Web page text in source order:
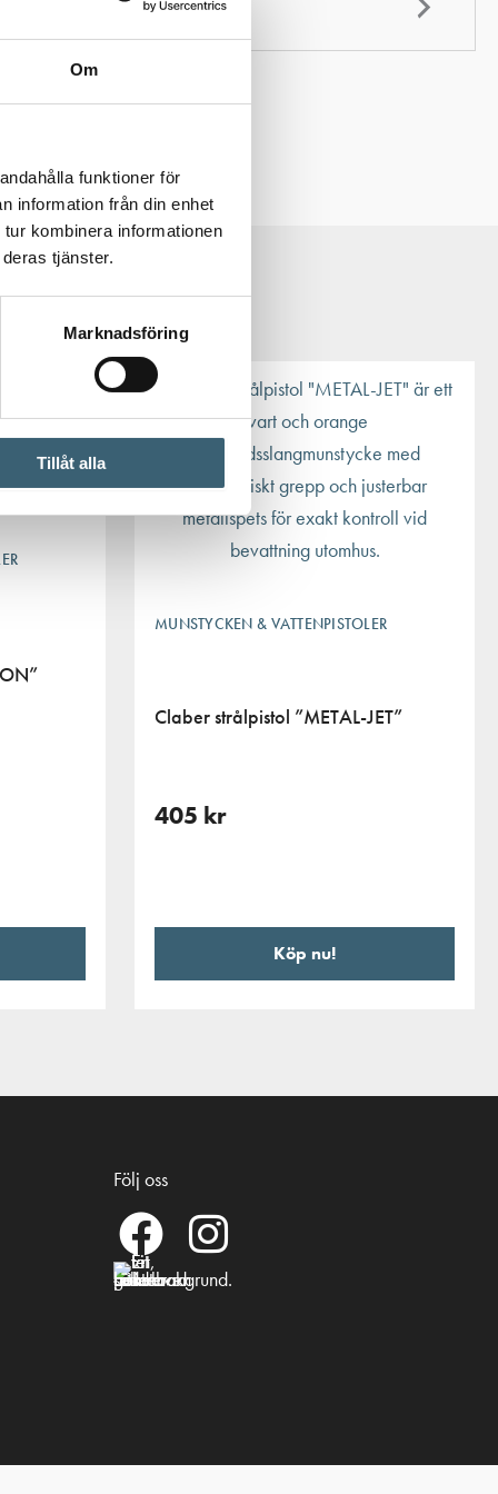
Om
funktioner för
information från din enhet
kombinera informationen
tjänster.
Marknadsföring
Tillåt alla
MUNSTYCKEN & VATTENPISTOLER
Claber strålpistol ”METAL-JET”
405 kr
Köp nu!
Följ oss